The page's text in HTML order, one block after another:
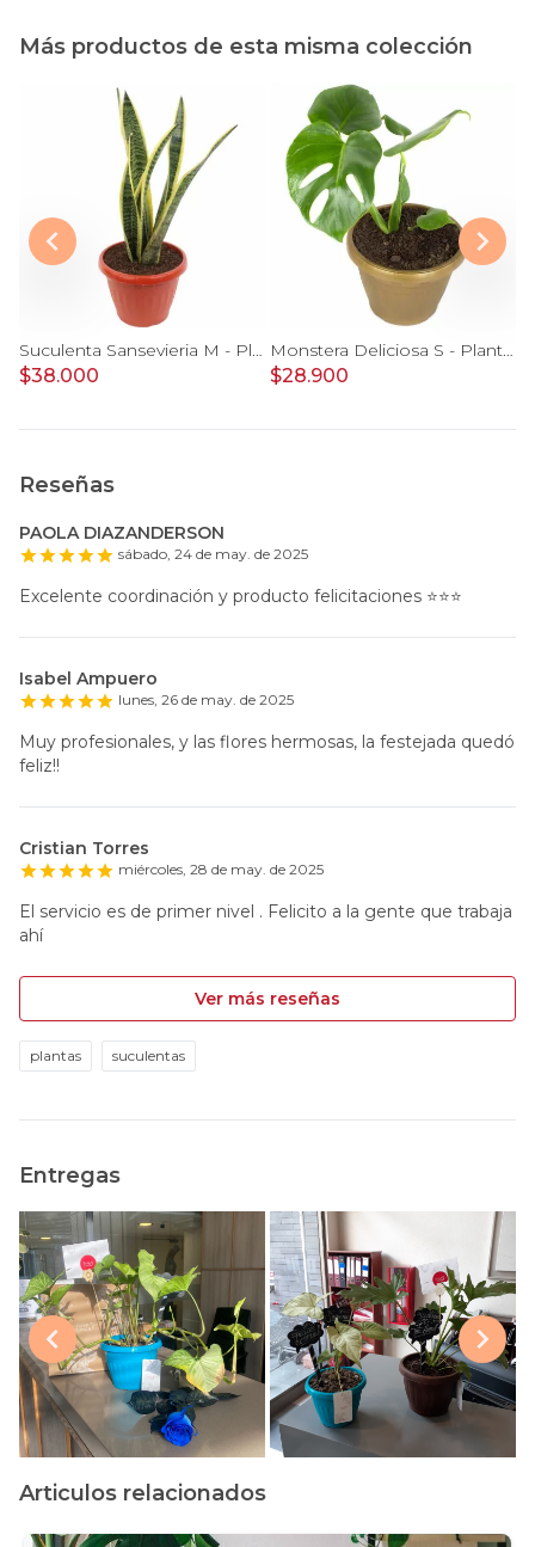
Más productos de esta misma colección
Suculenta Sansevieria M - Planta de interior en macetero
$38.000
Monstera Deliciosa S - Planta de interior en macetero
$28.900
Reseñas
PAOLA DIAZANDERSON
sábado, 24 de may. de 2025
Excelente coordinación y producto felicitaciones ⭐️⭐️⭐️
Isabel Ampuero
lunes, 26 de may. de 2025
Muy profesionales, y las flores hermosas, la festejada quedó
feliz!!
Cristian Torres
miércoles, 28 de may. de 2025
El servicio es de primer nivel . Felicito a la gente que trabaja
ahí
Ver más reseñas
plantas suculentas
Entregas
Articulos relacionados